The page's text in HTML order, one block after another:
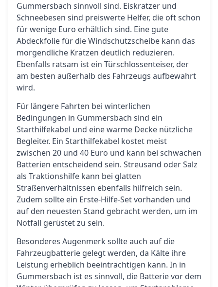
Gummersbach sinnvoll sind. Eiskratzer und
Schneebesen sind preiswerte Helfer, die oft schon
für wenige Euro erhältlich sind. Eine gute
Abdeckfolie für die Windschutzscheibe kann das
morgendliche Kratzen deutlich reduzieren.
Ebenfalls ratsam ist ein Türschlossenteiser, der
am besten außerhalb des Fahrzeugs aufbewahrt
wird.
Für längere Fahrten bei winterlichen
Bedingungen in Gummersbach sind ein
Starthilfekabel und eine warme Decke nützliche
Begleiter. Ein Starthilfekabel kostet meist
zwischen 20 und 40 Euro und kann bei schwachen
Batterien entscheidend sein. Streusand oder Salz
als Traktionshilfe kann bei glatten
Straßenverhältnissen ebenfalls hilfreich sein.
Zudem sollte ein Erste-Hilfe-Set vorhanden und
auf den neuesten Stand gebracht werden, um im
Notfall gerüstet zu sein.
Besonderes Augenmerk sollte auch auf die
Fahrzeugbatterie gelegt werden, da Kälte ihre
Leistung erheblich beeinträchtigen kann. In in
Gummersbach ist es sinnvoll, die Batterie vor dem